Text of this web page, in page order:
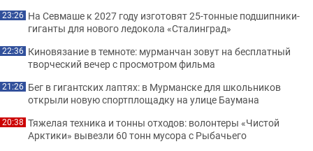
23:26 На Севмаше к 2027 году изготовят 25-тонные подшипники-
гиганты для нового ледокола «Сталинград»
22:36 Киновязание в темноте: мурманчан зовут на бесплатный
творческий вечер с просмотром фильма
21:26 Бег в гигантских лаптях: в Мурманске для школьников
открыли новую спортплощадку на улице Баумана
20:38 Тяжелая техника и тонны отходов: волонтеры «Чистой
Арктики» вывезли 60 тонн мусора с Рыбачьего